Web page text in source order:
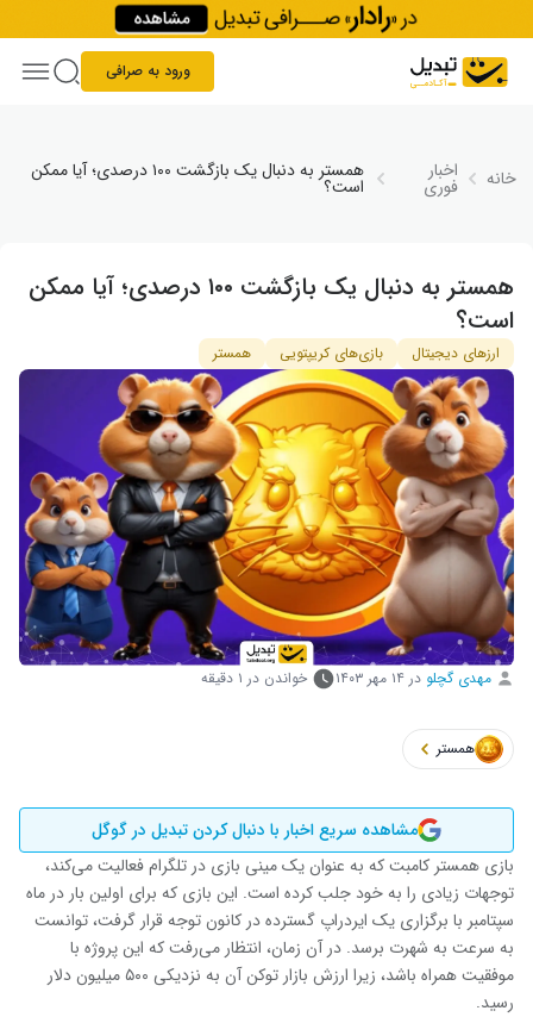
Skip to content
ورود به صرافی
خانه اخبار
فوری
همستر به دنبال یک بازگشت ۱۰۰ درصدی؛ آیا ممکن
است؟
همستر به دنبال یک بازگشت ۱۰۰ درصدی؛ آیا ممکن
است؟
ارزهای دیجیتال بازی‌های کریپتویی همستر
مهدی گچلو در ۱۴ مهر ۱۴۰۳ خواندن در ۱ دقیقه
همستر
مشاهده سریع اخبار با دنبال کردن تبدیل در گوگل
بازی همستر کامبت که به عنوان یک مینی بازی در تلگرام فعالیت می‌کند،
توجهات زیادی را به خود جلب کرده است. این بازی که برای اولین بار در ماه
سپتامبر با برگزاری یک ایردراپ گسترده در کانون توجه قرار گرفت، توانست
به سرعت به شهرت برسد. در آن زمان، انتظار می‌رفت که این پروژه با
موفقیت همراه باشد، زیرا ارزش بازار توکن آن به نزدیکی ۵۰۰ میلیون دلار
رسید.